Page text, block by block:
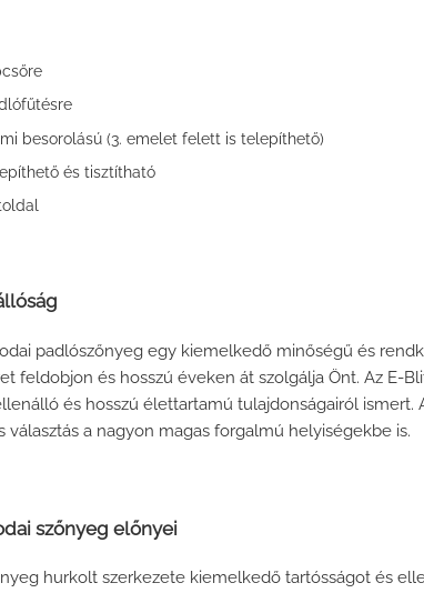
besorolású (3. emelet felett is telepíthető)
és tisztítható
padlószőnyeg egy kiemelkedő minőségű és
feldobjon és hosszú éveken át szolgálja Önt. Az E-
és hosszú élettartamú tulajdonságairól
választás a nagyon magas forgalmú helyiségekbe is.
szőnyeg előnyei
hurkolt szerkezete kiemelkedő tartósságot és